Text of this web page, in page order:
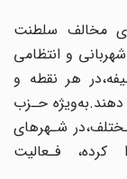
مخالف سلطنت
و انتظامی
هر نقطه و
حـزب
شـهرهای
فـعالیت‌